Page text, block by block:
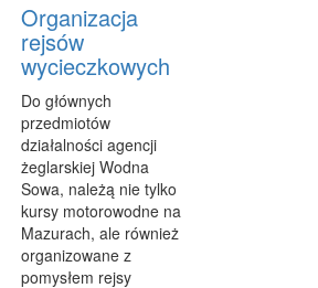
MASZYNY
NARZĘDZIA
METALOWY
TRANSPORT
TRANSPORT
SAMOCHODOWE
Organizacja
rejsów
wycieczkowych
Do głównych
przedmiotów
działalności agencji
żeglarskiej Wodna
Sowa, należą nie tylko
kursy motorowodne na
Mazurach, ale również
organizowane z
pomysłem rejsy